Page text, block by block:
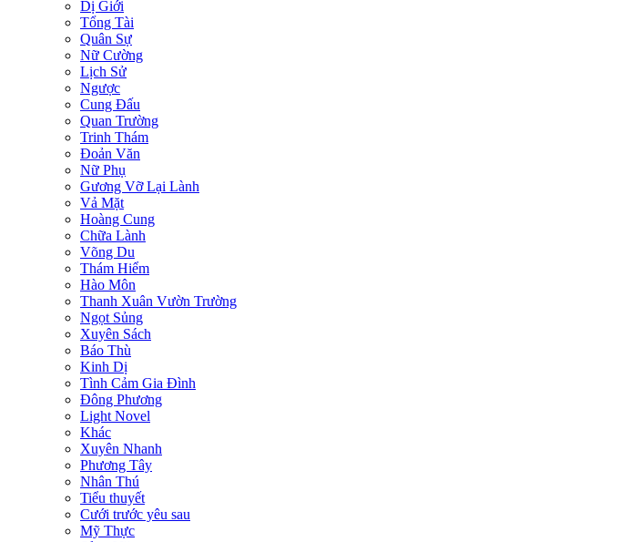
Dị Giới
Tổng Tài
Quân Sự
Nữ Cường
Lịch Sử
Ngược
Cung Đấu
Quan Trường
Trinh Thám
Đoản Văn
Nữ Phụ
Gương Vỡ Lại Lành
Vả Mặt
Hoàng Cung
Chữa Lành
Võng Du
Thám Hiểm
Hào Môn
Thanh Xuân Vườn Trường
Ngọt Sủng
Xuyên Sách
Báo Thù
Kinh Dị
Tình Cảm Gia Đình
Đông Phương
Light Novel
Khác
Xuyên Nhanh
Phương Tây
Nhân Thú
Tiểu thuyết
Cưới trước yêu sau
Mỹ Thực